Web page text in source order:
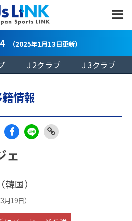
（2025年1月13日更新）
情報
eb
k
ェ
国）
月19日）